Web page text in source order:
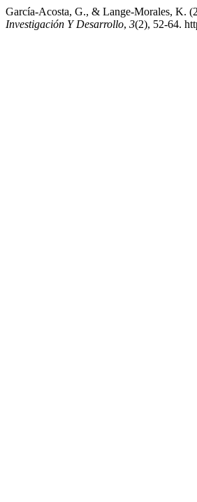
García-Acosta, G., & Lange-Morales, K.
Investigación Y Desarrollo, 3(2), 52-64.